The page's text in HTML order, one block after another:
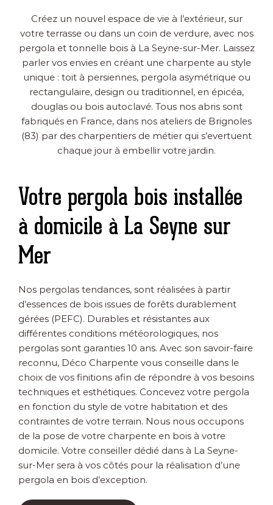
Créez un nouvel espace de vie à l’extérieur, sur
votre terrasse ou dans un coin de verdure, avec nos
pergola et tonnelle bois à La Seyne-sur-Mer. Laissez
parler vos envies en créant une charpente au style
unique : toit à persiennes, pergola asymétrique ou
rectangulaire, design ou traditionnel, en épicéa,
douglas ou bois autoclavé. Tous nos abris sont
fabriqués en France, dans nos ateliers de Brignoles
(83) par des charpentiers de métier qui s’evertuent
chaque jour à embellir votre jardin.
Votre pergola bois installée
à domicile à La Seyne sur
Mer
Nos pergolas tendances, sont réalisées à partir
d’essences de bois issues de forêts durablement
gérées (PEFC). Durables et résistantes aux
différentes conditions météorologiques, nos
pergolas sont garanties 10 ans. Avec son savoir-faire
reconnu, Déco Charpente vous conseille dans le
choix de vos finitions afin de répondre à vos besoins
techniques et esthétiques. Concevez votre pergola
en fonction du style de votre habitation et des
contraintes de votre terrain. Nous nous occupons
de la pose de votre charpente en bois à votre
domicile. Votre conseiller dédié dans à La Seyne-
sur-Mer sera à vos côtés pour la réalisation d’une
pergola en bois d’exception.